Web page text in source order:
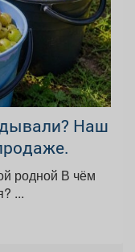
Наш
В чём
он выигрывает у заморского гостя? ...